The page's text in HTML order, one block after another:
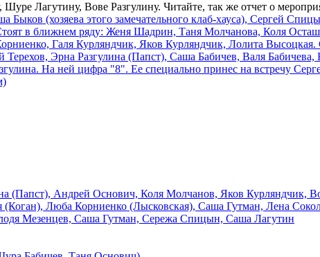
Лагутину, Вове Разгулину. Читайте, так же отчет о